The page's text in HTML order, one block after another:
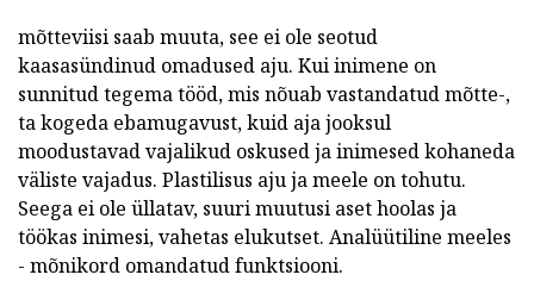
mõtteviisi saab muuta, see ei ole seotud
kaasasündinud omadused aju. Kui inimene on
sunnitud tegema tööd, mis nõuab vastandatud mõtte-,
ta kogeda ebamugavust, kuid aja jooksul
moodustavad vajalikud oskused ja inimesed kohaneda
väliste vajadus. Plastilisus aju ja meele on tohutu.
Seega ei ole üllatav, suuri muutusi aset hoolas ja
töökas inimesi, vahetas elukutset. Analüütiline meeles
- mõnikord omandatud funktsiooni.